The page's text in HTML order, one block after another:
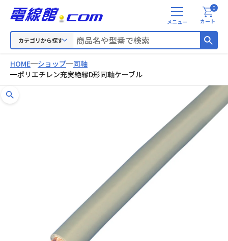
カテゴリから探す
メ
ニ
カート
0
HOME ショップ
同軸
ポリエチレン充実絶縁D形同軸ケーブル